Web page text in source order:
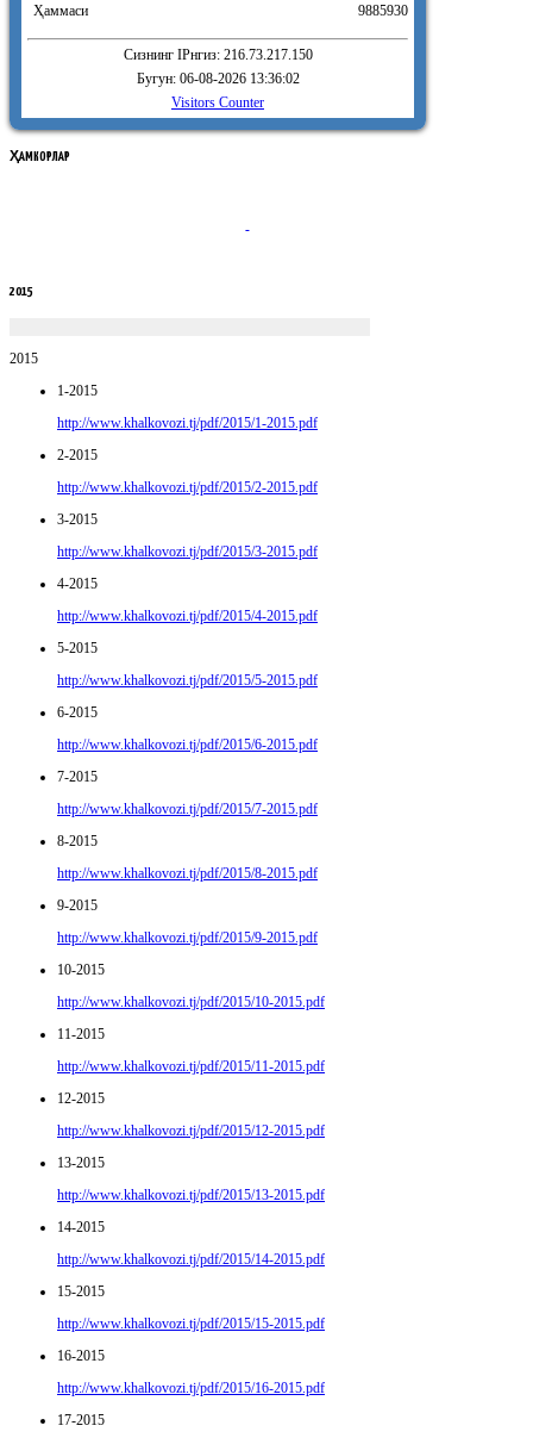
Ҳаммаси
9885930
Сизнинг IPнгиз: 216.73.217.150
Бугун: 06-08-2026 13:36:02
Visitors Counter
ҲАМКОРЛАР
2015
2015
1-2015
http://www.khalkovozi.tj/pdf/2015/1-2015.pdf
2-2015
http://www.khalkovozi.tj/pdf/2015/2-2015.pdf
3-2015
http://www.khalkovozi.tj/pdf/2015/3-2015.pdf
4-2015
http://www.khalkovozi.tj/pdf/2015/4-2015.pdf
5-2015
http://www.khalkovozi.tj/pdf/2015/5-2015.pdf
6-2015
http://www.khalkovozi.tj/pdf/2015/6-2015.pdf
7-2015
http://www.khalkovozi.tj/pdf/2015/7-2015.pdf
8-2015
http://www.khalkovozi.tj/pdf/2015/8-2015.pdf
9-2015
http://www.khalkovozi.tj/pdf/2015/9-2015.pdf
10-2015
http://www.khalkovozi.tj/pdf/2015/10-2015.pdf
11-2015
http://www.khalkovozi.tj/pdf/2015/11-2015.pdf
12-2015
http://www.khalkovozi.tj/pdf/2015/12-2015.pdf
13-2015
http://www.khalkovozi.tj/pdf/2015/13-2015.pdf
14-2015
http://www.khalkovozi.tj/pdf/2015/14-2015.pdf
15-2015
http://www.khalkovozi.tj/pdf/2015/15-2015.pdf
16-2015
http://www.khalkovozi.tj/pdf/2015/16-2015.pdf
17-2015